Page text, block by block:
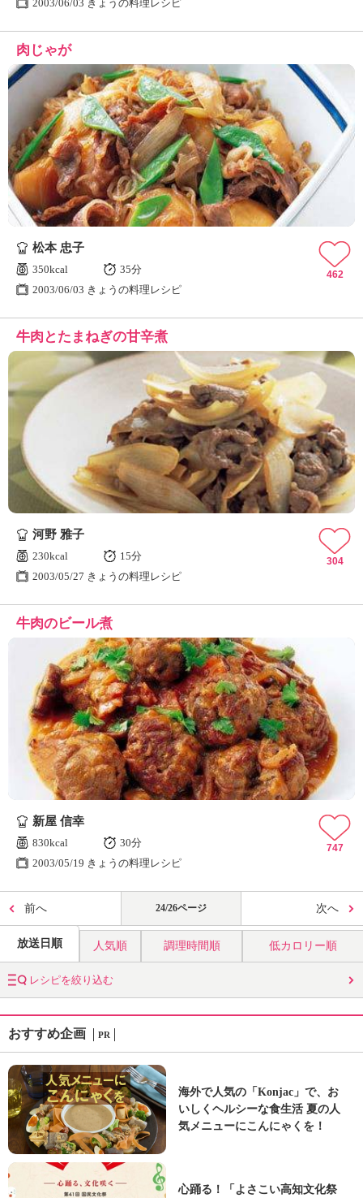
2003/06/03 きょうの料理レシピ
肉じゃが
松本 忠子
350kcal
35分
2003/06/03 きょうの料理レシピ
462
牛肉とたまねぎの甘辛煮
河野 雅子
230kcal
15分
2003/05/27 きょうの料理レシピ
304
牛肉のビール煮
新屋 信幸
830kcal
30分
2003/05/19 きょうの料理レシピ
747
前へ 24/26ページ 次へ
放送日順 人気順 調理時間順 低カロリー順
レシピを絞り込む
おすすめ企画 PR
海外で人気の「Konjac」で、お
いしくヘルシーな食生活 夏の人
気メニューにこんにゃくを！
心踊る！「よさこい高知文化祭